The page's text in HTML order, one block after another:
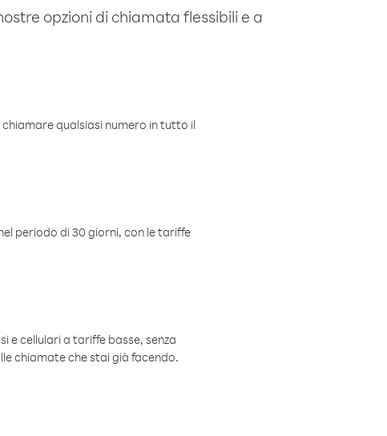
opzioni di chiamata flessibili e a
qualsiasi numero in tutto il
periodo di 30 giorni, con le tariffe
e cellulari a tariffe basse, senza
chiamate che stai già facendo.